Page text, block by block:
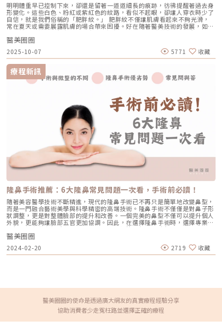
明明體重早已控制下來，卻還是留著一道道細長的痕跡，彷彿提醒著過去身
形變化。這些白色、粉紅或紫紅色的紋路，看似不起眼，卻讓人穿衣時少了
自信，就是我們俗稱的「肥胖紋。」 肥胖紋不僅讓肌膚看起來不夠光滑，
常在夏天或需要展露肌膚的場合帶來困擾。好在隨著醫美技術的發展，如今
想改善肥胖紋，已經有了更多有效的選擇。 這篇文章將帶你全面了解肥胖
紋形成原因、為什麼保養品難以改善，到各種肥胖紋醫美改善方式的解析，
以及不同療程的效果、費用與恢復期比較，如果你正在為肥胖紋煩惱，這篇
就是你的完整指南！什麼是肥胖紋？與妊娠紋有什麼不同？肥胖紋
（Stretch Marks，學名為皮膚擴張紋）是當體重快速增加、或青春期身體
迅速成長時，真皮層中的膠原纖維與彈性纖維會被過度拉扯、斷裂，進而引
起組織重組與疤痕樣變化。同時，紋路區域的表皮也會出現萎縮、變薄的情
況。肥胖紋特徵 初期：呈現紅色或紫紅色，稱為「新生肥胖紋」 後期：顏
部、手臂、胸部與妊娠紋的差異妊娠紋是女性懷孕時因肚子迅速膨脹所產生
的紋路，本質上與肥胖紋相同，都是皮膚被過度拉扯造成。差別只在於「發
生的原因」，而非紋路本身。 紋路名稱 誘發因素 主要發生部位 肥胖紋 快
速增重或快速減重，體重在短期內大幅波動。 腹部、大腿、臀部、手臂、
醇）變化，使皮膚纖維更脆弱。 腹部、胸部、大腿、臀部。 肥胖紋的高風
險族群，誰容易出現？雖然不是每個人都會長出肥胖紋，但有些人天生就是
「高風險族群」，出現機率比別人高得多。這和皮膚的彈性、荷爾蒙變化，
以及身形變化的速度息息相關。若正好符合以下特徵，就要特別小心，因為
肥胖紋很可能悄悄找上門！ 青春期快速長高或發育：青春期是肥胖紋的好
發期，尤其在身高驟增或體態急速變化時，皮膚真皮層的纖維難以跟上成長
速度，因此常在大腿、臀部、手臂等處出現初期紅色或紫紅色紋路。 體重
短期內大幅增減：不論是快速增胖或快速減重，短期內的體重劇烈波動都會
讓皮膚承受拉扯壓力。這類人群的肥胖紋通常分布在腹部、腰側或大腿外
側。 懷孕中的女性：孕期腹部快速膨脹，加上荷爾蒙變化（如鬆弛素與皮
質醇上升，讓皮膚更脆弱），妊娠紋幾乎成為孕婦的共同困擾。它和肥胖紋
本質相同，只是誘因來自懷孕。 長期使用類固醇藥物：外用或口服類固醇
藥物可能抑制膠原蛋白合成，使皮膚變得更薄、更脆弱，進而增加肥胖紋或
皮膚萎縮紋的發生機率。 家族遺傳：遺傳基因也會影響皮膚纖維的強韌
度。如果父母曾有明顯的肥胖紋或妊娠紋，子女出現的風險也會相對提高。
肥胖紋治療的最佳時機肥胖紋並不是一夜之間形成的，而是隨著時間逐漸從
紅紫色轉為白色。不同階段的肥胖紋，對治療的反應也不一樣。掌握正確的
治療時機，不僅能提升效果，也能省下不少時間與金錢。 新生肥胖紋（紅
色、紫紅色）這個階段血管仍然活躍，紋路顏色偏紅或紫紅，表示組織修復
注射）才能達到明顯效果。 越早治療，越省時省錢如果等到肥胖紋完全變
白後才開始治療，不僅淡化效果有限，還需要更多次數與更長的療程時間。
相較之下，及早治療能在紋路還「年輕」時就有效抑制惡化，效果明顯、費
用也相對省。為什麼擦乳液或保養品效果有限？很多人一發現肥胖紋，就立
限。為什麼會這樣呢？其實關鍵就在於肥胖紋的形成機制，它來自皮膚深層
醫美圈圈
2025-10-07 5771 收藏
療程新訊
隆鼻手術推薦：6大隆鼻常見問題一次看，手術前必讀！
隨著美容醫學技術不斷精進，現代的隆鼻手術已不再只是簡單地改變鼻型，
而是一門融合藝術美學與科學精密的高端技術。隆鼻手術不僅僅是對鼻子形
狀調整，更是對整體臉部的提升和改善。一個完美的鼻型不僅可以提升個人
外貌，更能夠讓臉部五官更加協調。因此，在選擇隆鼻手術時，選擇專業的
醫師並擁有豐富經驗和精湛的技術，能夠根據每個人的臉部結構和需求，量
身定制最適合的手術方案。然而，市面上隆鼻手術這麼多，隆鼻推薦的手術
方式有哪些？隆鼻手術與微整的不同之處又是什麼？隆鼻有哪些常見問題？
就讓小編逐一解答。隆鼻手術與微整隆鼻的不同？挺拔的鼻型能夠使整體臉
部視覺聚焦在中心，使臉部輪廓更加立體。然而，需要留意的是，鼻子並非
質是一項重要的決定，需要與醫師詳盡的討論。包括制定隆鼻手術的方式，
以及對不同材質的優缺點進行深入了解。 材質 矽膠 Gore-Tex 卡麥拉 玻尿
醫美圈圈
2024-02-20 2719 收藏
醫美圈圈的使命是透過廣大網友的真實療程經驗分享
協助消費者少走冤枉路並選擇正確的療程